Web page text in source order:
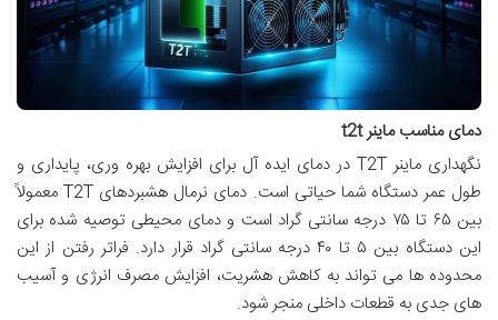
دمای مناسب ماینر t2t
نگهداری ماینر T2T در دمای ایده آل برای افزایش بهره وری، پایداری و
طول عمر دستگاه شما حیاتی است. دمای نرمال هشبردهای T2T معمولاً
بین ۶۵ تا ۷۵ درجه سانتی گراد است و دمای محیطی توصیه شده برای
این دستگاه بین ۵ تا ۴۰ درجه سانتی گراد قرار دارد. فراتر رفتن از این
محدوده ها می تواند به کاهش هشریت، افزایش مصرف انرژی و آسیب
های جدی به قطعات داخلی منجر شود.